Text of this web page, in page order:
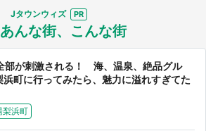
Jタウンウィズ
んな街、こんな街
部が刺激される！ 海、温泉、絶品グル
浜町に行ってみたら、魅力に溢れすぎてた
梨浜町